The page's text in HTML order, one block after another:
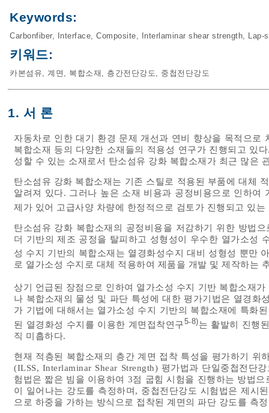
Keywords:
Carbonfiber, Interface, Composite, Interlaminar shear strength, Lap-
키워드:
카본섬유, 계면 , 복합소재 , 층간전단강도, 중첩전단강도
1. 서 론
자동차로 인한 대기 환경 문제 개선과 연비 향상을 목적으로
복합소재 등의 다양한 소재들의 적용성 연구가 진행되고 있
성할 수 있는 소재로서 탄소섬유 강화 복합소재가 최근 많은
탄소섬유 강화 복합소재는 기존 스틸로 적용된 부품에 대체
알려져 있다. 그러나 높은 소재 비용과 공정비용으로 인하
제가 있어 고급사양 차량에 한정적으로 검토가 진행되고 있는
탄소섬유 강화 복합소재의 공정비용을 저감하기 위한 방법
더 기반의 제조 공정을 탈피하고 성형성이 우수한 열가소성
성 수지 기반의 복합소재는 열경화성수지 대비 성형성 뿐만
로 열가소성 수지로 대체 적용하여 제품을 개발 및 제작하는
상기 언급된 장점으로 인하여 열가소성 수지 기반 복합소재
나 복합소재의 물성 및 파단 특성에 대한 평가기법은 열경화
가 기법에 대해서는 열가소성 수지 기반의 복합소재에 특화
된 열경화성 수지를 이용한 계면접착연구5-8)는 활발히 진행
직 미흡하다.
현재 적층된 복합소재의 층간 계면 접착 특성을 평가하기 위
(ILSS, Interlaminar Shear Strength) 평가법과 단일중첩전단
험법은 짧은 빔을 이용하여 3점 굽힘 시험을 진행하는 방법
이 일어나는 강도를 측정하며, 중첩전단강도 시험법은 제시
으로 하중을 가하는 방식으로 접착된 계면의 파단 강도를 측